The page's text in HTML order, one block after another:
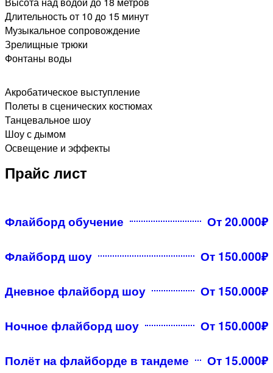
Длительность от 10 до 15 минут
Музыкальное сопровождение
Зрелищные трюки
Фонтаны воды​
Акробатическое выступление
Полеты в сценических костюмах
Танцевальное шоу
Шоу с дымом
Освещение и эффекты
Прайс лист
Флайборд обучение От 20.000₽
Флайборд шоу От 150.000₽
Дневное флайборд шоу От 150.000₽
Ночное флайборд шоу От 150.000₽
Полёт на флайборде в тандеме От 15.000₽